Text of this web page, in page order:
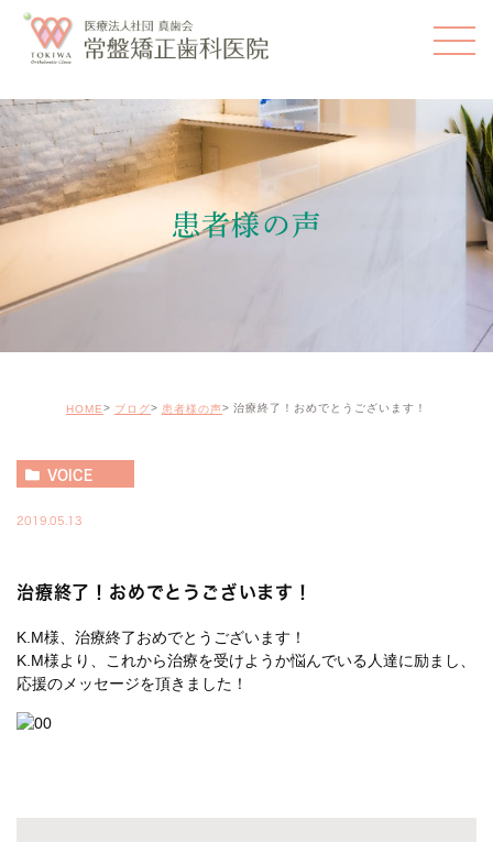
患者様の声
HOME ブログ 患者様の声 治療終了！おめでとうございます！
VOICE
2019.05.13
治療終了！おめでとうございます！
K.M様、治療終了おめでとうございます！
K.M様より、これから治療を受けようか悩んでいる人達に励まし、
応援のメッセージを頂きました！